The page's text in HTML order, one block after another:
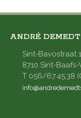
ANDRÉ
Sint-Bavostraat
8710 Sint-Baafs-
T 056/67.45.38